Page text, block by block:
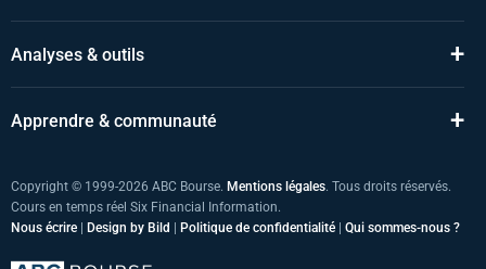
Analyses & outils +
Apprendre & communauté +
Copyright © 1999-2026 ABC Bourse. Mentions légales. Tous droits réservés.
Cours en temps réel Six Financial Information.
Nous écrire
Design by Bild Politique de confidentialité Qui sommes-nous ?